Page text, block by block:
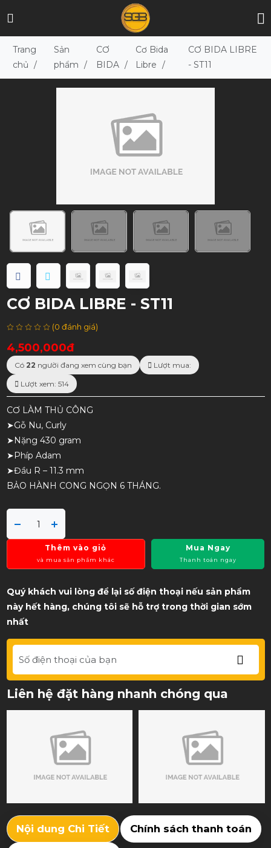
Trang
chủ /
Sản
phẩm /
CƠ
BIDA /
Cơ Bida
Libre /
CƠ BIDA LIBRE
- ST11
CƠ BIDA LIBRE - ST11
(0 đánh giá)
4,500,000đ
Có 22 người đang xem cùng bạn Lượt mua:
Lượt xem: 514
CƠ LÀM THỦ CÔNG
➤Gỗ Nu, Curly
➤Nặng 430 gram
➤Phíp Adam
➤Đầu R – 11.3 mm
BẢO HÀNH CONG NGỌN 6 THÁNG.
Thêm vào giỏ
và mua sản phẩm khác
Mua Ngay
Thanh toán ngay
Quý khách vui lòng để lại số điện thoại nếu sản phẩm
này hết hàng, chúng tôi sẽ hỗ trợ trong thời gian sớm
nhất
Liên hệ đặt hàng nhanh chóng qua
Nội dung Chi Tiết Chính sách thanh toán